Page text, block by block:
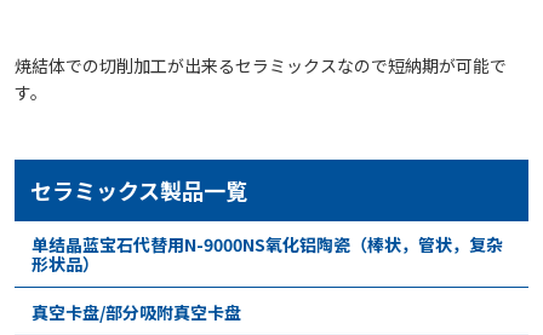
焼結体での切削加工が出来るセラミックスなので短納期が可能で
す。
セラミックス製品一覧
单结晶蓝宝石代替用N-9000NS氧化铝陶瓷（棒状，管状，复杂
形状品）
真空卡盘/部分吸附真空卡盘